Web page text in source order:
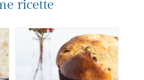
ricette